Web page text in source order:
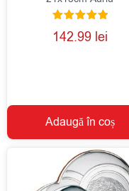
Evaluat la
5.00
142.99 lei
Adaugă în coș